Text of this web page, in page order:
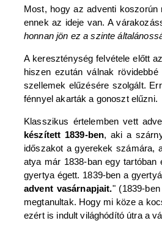
Most, hogy az adventi
ennek az ideje van. A
honnan jön ez a szinte
A kereszténység felvétele előtt az
hiszen ezután válnak
szellemek elűzésére szolgált.
fénnyel akarták a gonoszt elűzni.
Klasszikus értelemben vett
készített 1839-ben, aki a
időszakot a gyerekek számára,
atya már 1838-ban egy
gyertya égett. 1839-ben a
advent vasárnapjait." (1839-
megtanultak. Hogy mi köze a
ezért is indult világhódító útra a